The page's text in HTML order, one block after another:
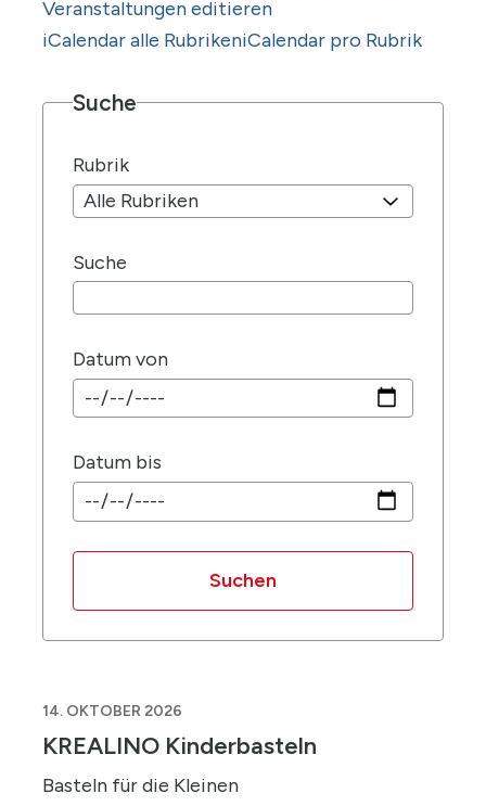
Veranstaltungen editieren
iCalendar alle RubrikeniCalendar pro Rubrik
Suche
Rubrik
Suche
Datum von
Datum bis
Suchen
KREALINO Kinderbasteln
14. OKTOBER 2026
Basteln für die Kleinen